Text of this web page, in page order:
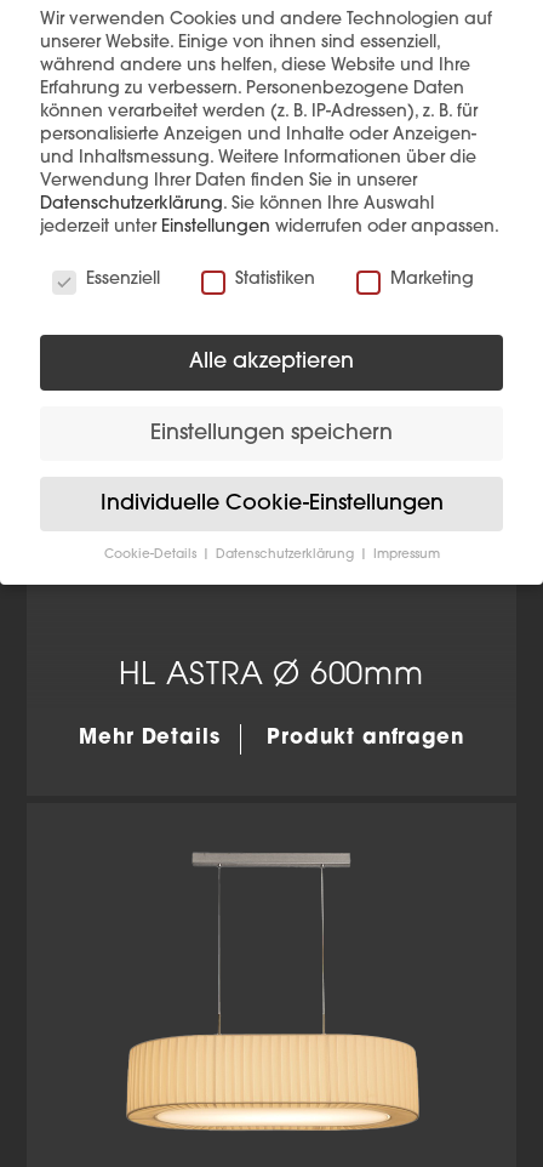
Diese Produkte könnten Sie auch
interessieren
HL ASTRA Ø 600mm
Mehr Details Produkt anfragen
Wir verwenden Cookies und andere Technologien auf
unserer Website. Einige von ihnen sind essenziell,
während andere uns helfen, diese Website und Ihre
Erfahrung zu verbessern. Personenbezogene Daten
können verarbeitet werden (z. B. IP-Adressen), z. B. für
personalisierte Anzeigen und Inhalte oder Anzeigen-
und Inhaltsmessung. Weitere Informationen über die
Verwendung Ihrer Daten finden Sie in unserer
Datenschutzerklärung. Sie können Ihre Auswahl
jederzeit unter Einstellungen widerrufen oder anpassen.
Essenziell
Statistiken Marketing
Alle akzeptieren
Einstellungen speichern
Individuelle Cookie-Einstellungen
Cookie-Details Datenschutzerklärung Impressum
Datenschutzeinstellungen
Ihre Erziehungsberechtigten um Erlaubnis bitten.
Wir verwenden Cookies und andere Technologien auf
während andere uns helfen, diese Website und Ihre
Erfahrung zu verbessern.
Verwendung Ihrer Daten finden Sie in unserer
Datenschutzerklärung
Hier finden Sie eine Übersicht über alle verwendeten
Cookies. Sie können Ihre Einwilligung zu ganzen
anzeigen lassen und so nur bestimmte Cookies
Einstellungen speichern
Essenziell (2)